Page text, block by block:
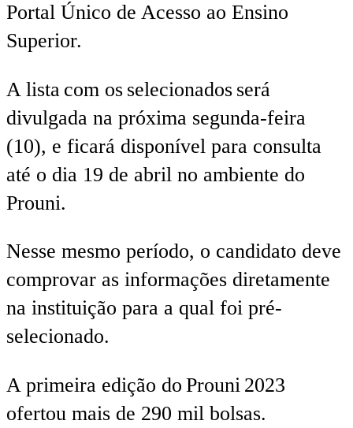
Portal Único de Acesso ao Ensino
Superior.
A lista com os selecionados será
divulgada na próxima segunda-feira
(10), e ficará disponível para consulta
até o dia 19 de abril no ambiente do
Prouni.
Nesse mesmo período, o candidato deve
comprovar as informações diretamente
na instituição para a qual foi pré-
selecionado.
A primeira edição do Prouni 2023
ofertou mais de 290 mil bolsas.